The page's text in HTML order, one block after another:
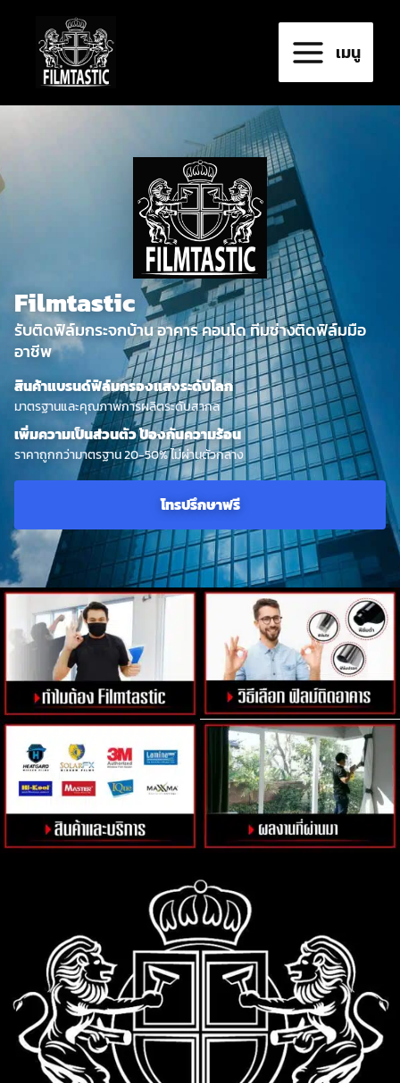
content
เมนู
Filmtastic
รับติดฟิล์มกระจกบ้าน อาคาร คอนโด ทีมช่างติดฟิล์มมือ
อาชีพ
สินค้าแบรนด์ฟิล์มกรองแสงระดับโลก
มาตรฐานและคุณภาพการผลิตระดับสากล
เพิ่มความเป็นส่วนตัว ป้องกันความร้อน
ราคาถูกกว่ามาตรฐาน 20-50% ไม่ผ่านตัวกลาง
โทรปรึกษาฟรี